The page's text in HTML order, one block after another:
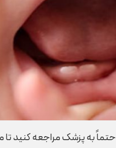
به پزشک مراجعه کنید